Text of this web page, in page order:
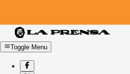
Toggle Menu